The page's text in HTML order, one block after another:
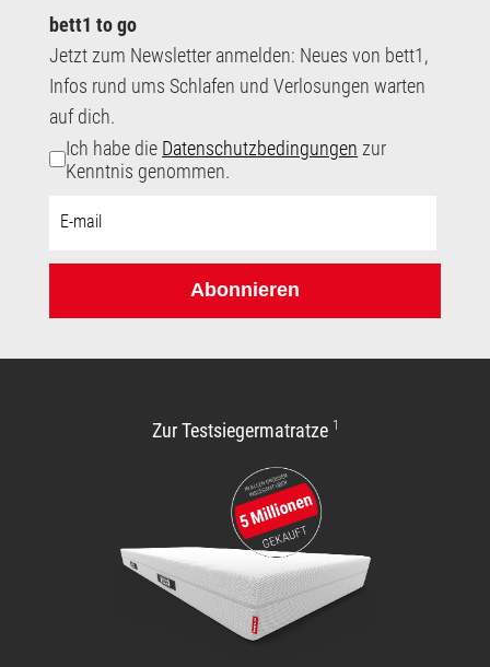
bett1 to go
Jetzt zum Newsletter anmelden: Neues von bett1,
Infos rund ums Schlafen und Verlosungen warten
auf dich.
Ich habe die Datenschutzbedingungen zur
Kenntnis genommen.
Mail-
Abonnieren
Zur Testsiegermatratze 1